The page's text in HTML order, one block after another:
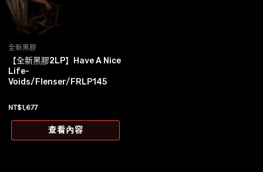
全新黑膠
【全新黑膠2LP】Have A Nice
Life-
Voids/Flenser/FRLP145
NT$1,677
查看內容